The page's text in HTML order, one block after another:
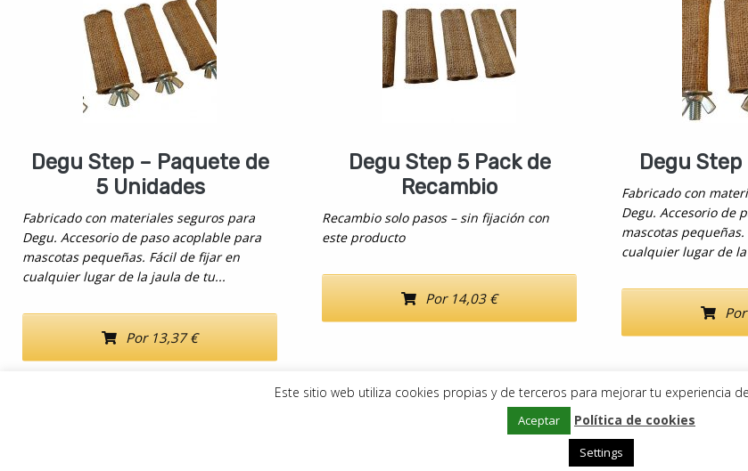
Degu Step – Paquete de
5 Unidades
Fabricado con materiales seguros para
Degu. Accesorio de paso acoplable para
mascotas pequeñas. Fácil de fijar en
cualquier lugar de la jaula de tu...
Por 13,37 €
Degu Step 5 Pack de
Recambio
Recambio solo pasos – sin fijación con
este producto
Por 14,03 €
Degu Step
Fabricado con
Degu. Accesorio de
mascotas
cualquier lugar de
Copyright © 2019–2026DeDegús
Política de privacidad
Este sitio web utiliza cookies propias y de terceros para mejorar tu experiencia
Aceptar Política de cookies
Settings